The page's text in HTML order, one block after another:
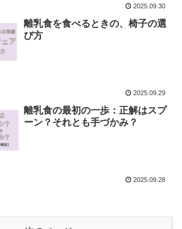
2025.09.30
離乳食を食べるときの、椅子の選
び方
2025.09.29
離乳食の最初の一歩：正解はスプ
ーン？それとも手づかみ？
2025.09.28